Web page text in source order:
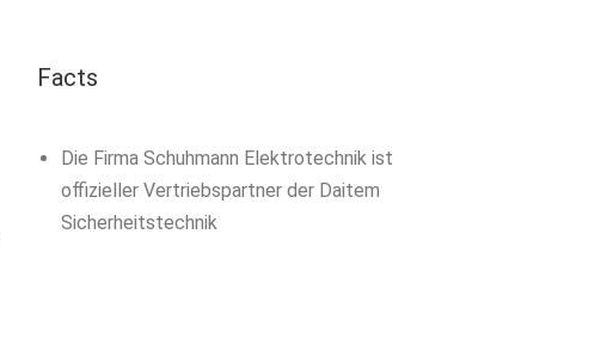
Facts
Die Firma Schuhmann Elektrotechnik ist
offizieller Vertriebspartner der Daitem
Sicherheitstechnik